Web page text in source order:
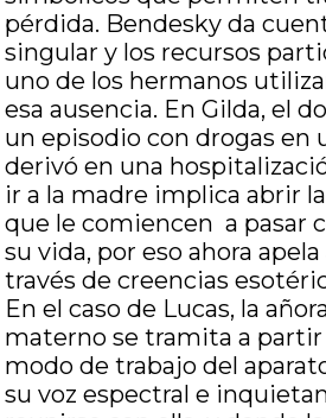
pérdida. Bendesky da
singular y los recursos
uno de los hermanos
esa ausencia. En Gilda, el
un episodio con drogas en
derivó en una
ir a la madre implica abrir
que le comiencen a pasar
su vida, por eso ahora
través de creencias
En el caso de Lucas, la
materno se tramita a partir
modo de trabajo del
su voz espectral e